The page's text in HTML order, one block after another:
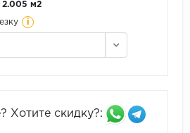
2.005 м2
i
Хотите скидку?: